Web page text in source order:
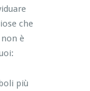
che
è
più